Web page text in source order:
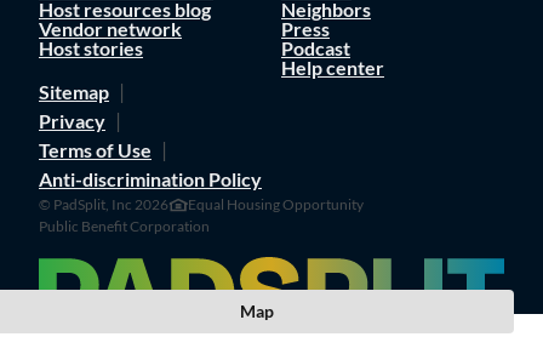
Host resources blog
Vendor network
Host stories
Neighbors
Press
Podcast
Help center
Sitemap
Privacy
Terms of Use
Anti-discrimination Policy
© PadSplit, Inc 2026
Equal Housing Opportunity
Public Benefit Corporation
Map